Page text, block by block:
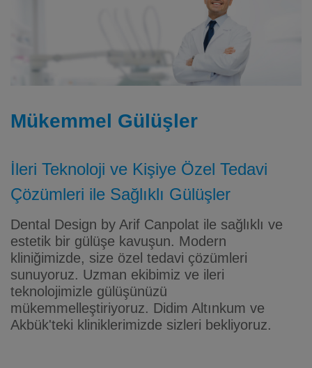
Mükemmel Gülüşler
İleri Teknoloji ve Kişiye Özel Tedavi
Çözümleri ile Sağlıklı Gülüşler
Dental Design by Arif Canpolat ile sağlıklı ve
estetik bir gülüşe kavuşun. Modern
kliniğimizde, size özel tedavi çözümleri
sunuyoruz. Uzman ekibimiz ve ileri
teknolojimizle gülüşünüzü
mükemmelleştiriyoruz. Didim Altınkum ve
Akbük'teki kliniklerimizde sizleri bekliyoruz.